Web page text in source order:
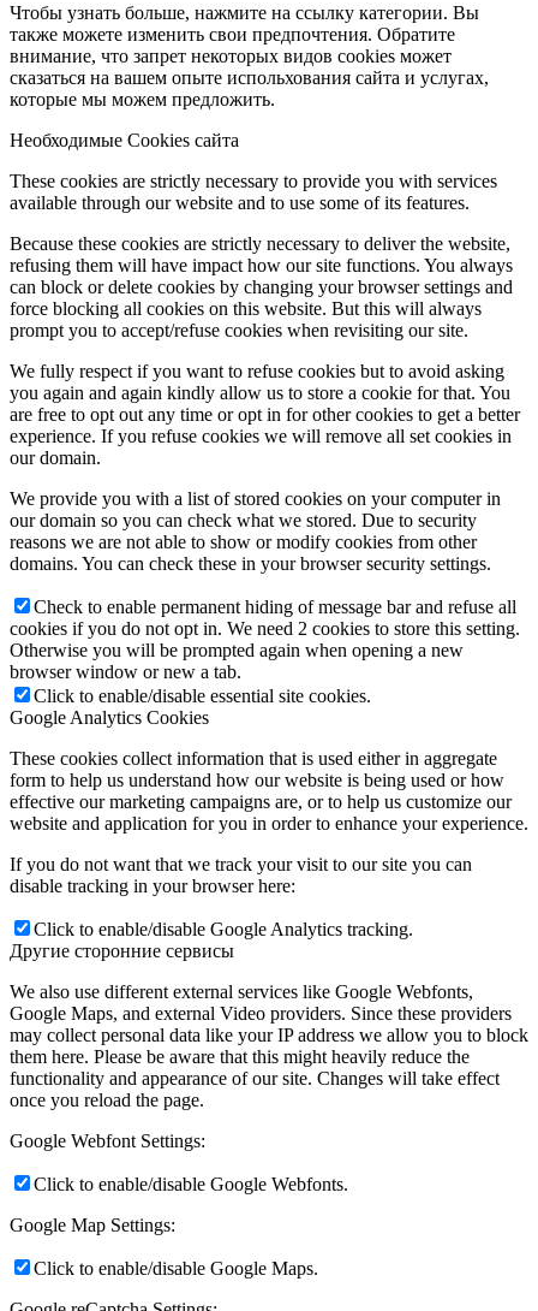
Чтобы узнать больше, нажмите на ссылку категории. Вы
также можете изменить свои предпочтения. Обратите
внимание, что запрет некоторых видов cookies может
сказаться на вашем опыте испольхования сайта и услугах,
которые мы можем предложить.
Необходимые Cookies сайта
These cookies are strictly necessary to provide you with services
available through our website and to use some of its features.
Because these cookies are strictly necessary to deliver the website,
refusing them will have impact how our site functions. You always
can block or delete cookies by changing your browser settings and
force blocking all cookies on this website. But this will always
prompt you to accept/refuse cookies when revisiting our site.
We fully respect if you want to refuse cookies but to avoid asking
you again and again kindly allow us to store a cookie for that. You
are free to opt out any time or opt in for other cookies to get a better
experience. If you refuse cookies we will remove all set cookies in
our domain.
We provide you with a list of stored cookies on your computer in
our domain so you can check what we stored. Due to security
reasons we are not able to show or modify cookies from other
domains. You can check these in your browser security settings.
Check to enable permanent hiding of message bar and refuse all
cookies if you do not opt in. We need 2 cookies to store this setting.
Otherwise you will be prompted again when opening a new
browser window or new a tab.
Click to enable/disable essential site cookies.
Google Analytics Cookies
These cookies collect information that is used either in aggregate
form to help us understand how our website is being used or how
effective our marketing campaigns are, or to help us customize our
website and application for you in order to enhance your experience.
If you do not want that we track your visit to our site you can
disable tracking in your browser here:
Click to enable/disable Google Analytics tracking.
Другие сторонние сервисы
We also use different external services like Google Webfonts,
Google Maps, and external Video providers. Since these providers
may collect personal data like your IP address we allow you to block
them here. Please be aware that this might heavily reduce the
functionality and appearance of our site. Changes will take effect
once you reload the page.
Google Webfont Settings:
Click to enable/disable Google Webfonts.
Google Map Settings:
Click to enable/disable Google Maps.